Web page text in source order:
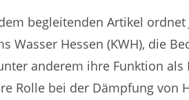
begleitenden Artikel ordnet
Wasser Hessen (KWH), die
anderem ihre Funktion
Rolle bei der Dämpfung von